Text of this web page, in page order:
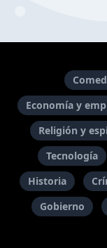
Economía y
Religión y
Tecnología
Historia
Gobierno